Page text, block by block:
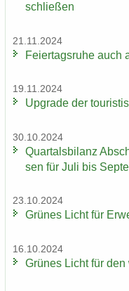
schlie­ßen
21.11.2024
Fei­er­tags­ru­he auch
19.11.2024
Up­grade der
30.10.2024
Quar­tals­bi­lanz
sen für Juli bis
23.10.2024
Grü­nes Licht für
16.10.2024
Grü­nes Licht für